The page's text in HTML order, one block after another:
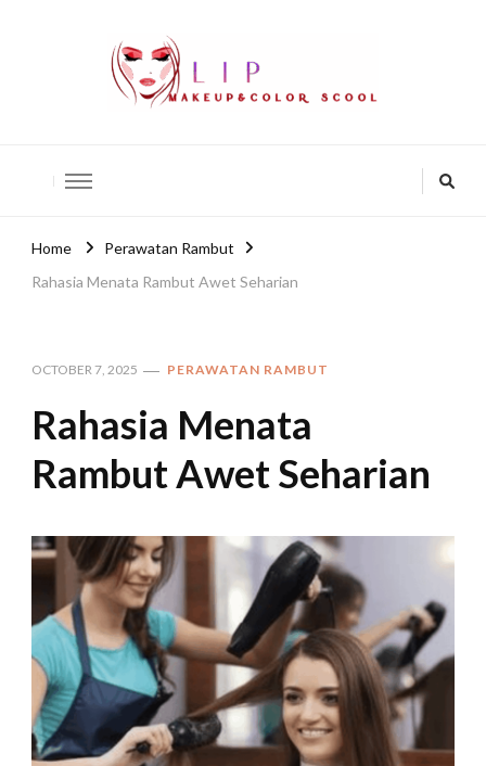
Home
Perawatan Rambut
Rahasia Menata Rambut Awet Seharian
OCTOBER 7, 2025 PERAWATAN RAMBUT
Rahasia Menata
Rambut Awet Seharian